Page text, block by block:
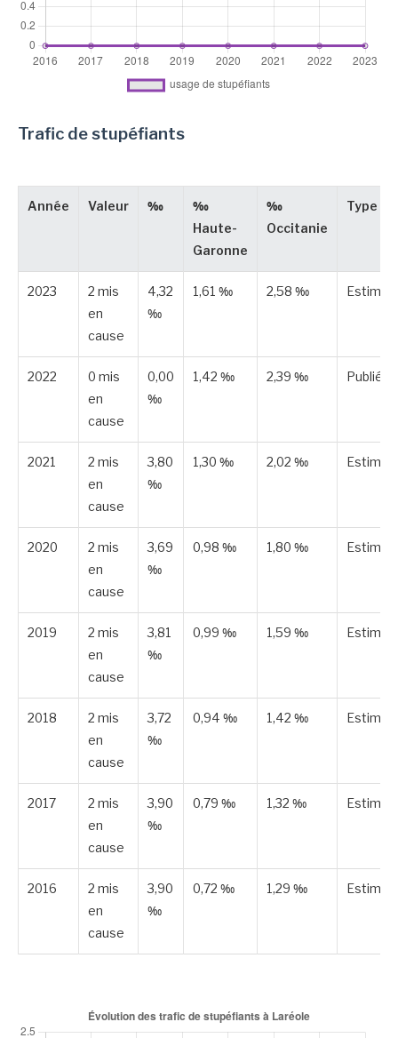
Trafic de stupéfiants
Année Valeur ‰
‰
Haute-
Garonne
‰
Occitanie
Type
2023
2 mis
en
cause
4,32
‰
1,61 ‰ 2,58 ‰ Estimée
2022
0 mis
en
cause
0,00
‰
1,42 ‰ 2,39 ‰ Publiée
2021
2 mis
en
cause
3,80
‰
1,30 ‰ 2,02 ‰ Estimée
2020
2 mis
en
cause
3,69
‰
0,98 ‰ 1,80 ‰ Estimée
2019
2 mis
en
cause
3,81
‰
0,99 ‰ 1,59 ‰ Estimée
2018
2 mis
en
cause
3,72
‰
0,94 ‰ 1,42 ‰ Estimée
2017
2 mis
en
cause
3,90
‰
0,79 ‰ 1,32 ‰ Estimée
2016
2 mis
en
cause
3,90
‰
0,72 ‰ 1,29 ‰ Estimée